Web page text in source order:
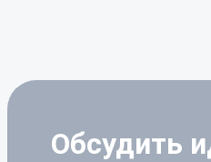
Обсудить